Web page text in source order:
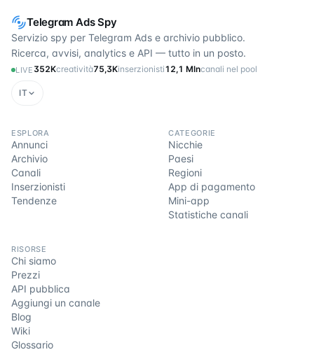
Telegram Ads Spy
Servizio spy per Telegram Ads e archivio pubblico.
Ricerca, avvisi, analytics e API — tutto in un posto.
LIVE 352Kcreatività75,3Kinserzionisti12,1 Mlncanali nel pool
IT
ESPLORA
Annunci
Archivio
Canali
Inserzionisti
Tendenze
CATEGORIE
Nicchie
Paesi
Regioni
App di pagamento
Mini-app
Statistiche canali
RISORSE
Chi siamo
Prezzi
API pubblica
Aggiungi un canale
Blog
Wiki
Glossario